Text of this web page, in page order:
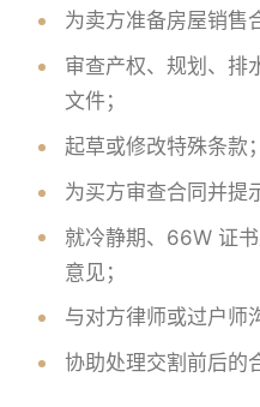
为卖方准备房屋销售
审查产权、规划、排
文件；
起草或修改特殊条款；
为买方审查合同并提
就冷静期、66W 证
意见；
与对方律师或过户师
协助处理交割前后的